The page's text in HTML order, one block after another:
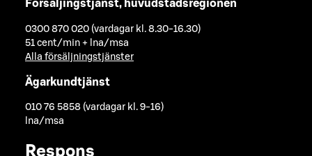
Försäljingstjänst, huvudstadsregionen
0300 870 020 (vardagar kl. 8.30-16.30)
51 cent/min + lna/msa
Alla försäljningstjänster
Ägarkundtjänst
010 76 5858 (vardagar kl. 9-16)
lna/msa
Respons